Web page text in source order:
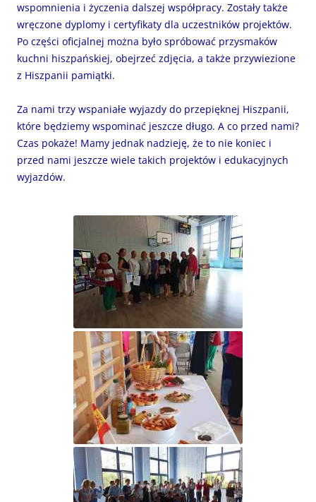
wspomnienia i życzenia dalszej współpracy. Zostały także
wręczone dyplomy i certyfikaty dla uczestników projektów.
Po części oficjalnej można było spróbować przysmaków
kuchni hiszpańskiej, obejrzeć zdjęcia, a także przywiezione
z Hiszpanii pamiątki.
Za nami trzy wspaniałe wyjazdy do przepięknej Hiszpanii,
które będziemy wspominać jeszcze długo. A co przed nami?
Czas pokaże! Mamy jednak nadzieję, że to nie koniec i
przed nami jeszcze wiele takich projektów i edukacyjnych
wyjazdów.